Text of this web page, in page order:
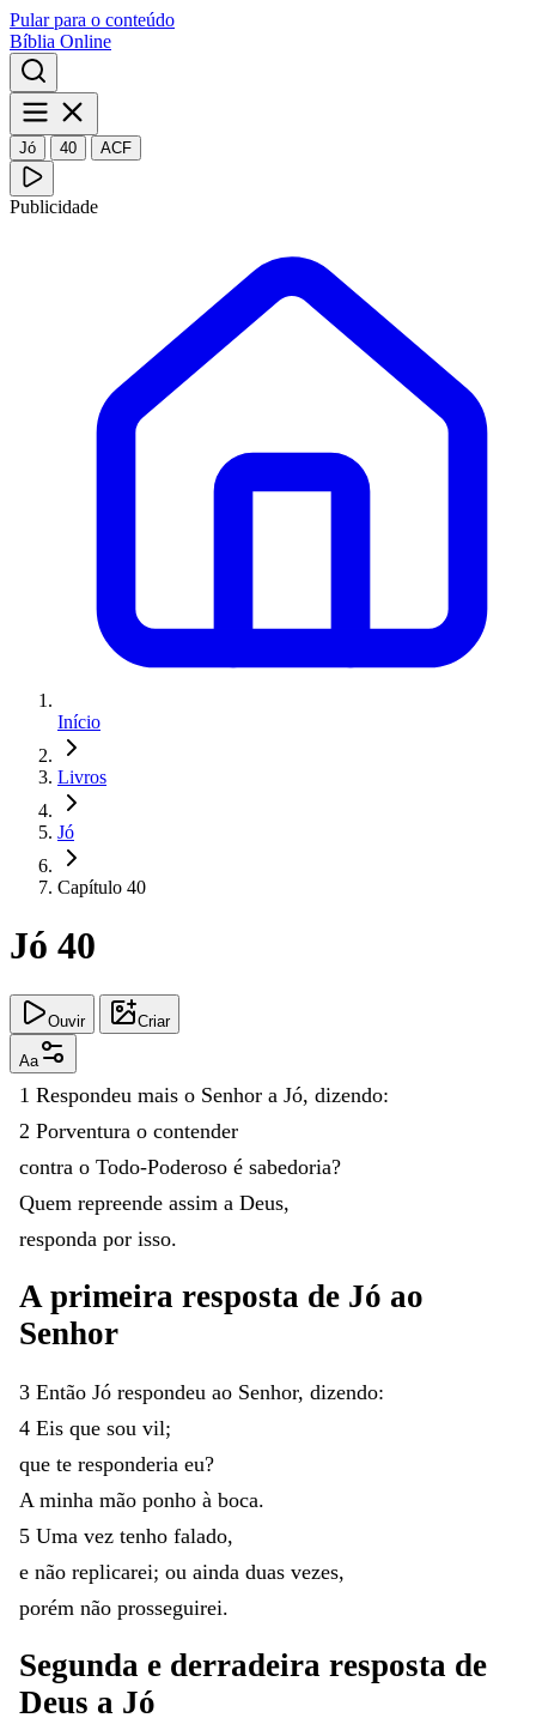
Pular para o conteúdo
Bíblia Online
Jó 40 ACF
Publicidade
Início
Livros
Jó
Capítulo 40
Jó 40
Ouvir Criar
Aa
1 Respondeu mais o Senhor a Jó, dizendo:
2 Porventura o contender
contra o Todo-Poderoso é sabedoria?
Quem repreende assim a Deus,
responda por isso.
A primeira resposta de Jó ao
Senhor
3 Então Jó respondeu ao Senhor, dizendo:
4 Eis que sou vil;
que te responderia eu?
A minha mão ponho à boca.
5 Uma vez tenho falado,
e não replicarei; ou ainda duas vezes,
porém não prosseguirei.
Segunda e derradeira resposta de
Deus a Jó